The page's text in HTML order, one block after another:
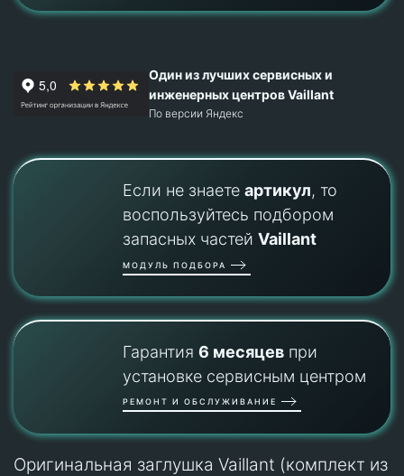
Один из лучших сервисных и
инженерных центров Vaillant
По версии Яндекс
Если не знаете артикул, то
воспользуйтесь подбором
запасных частей Vaillant
МОДУЛЬ ПОДБОРА
Гарантия 6 месяцевпри
установке сервисным центром
РЕМОНТ И ОБСЛУЖИВАНИЕ
Оригинальная заглушка Vaillant (комплект из